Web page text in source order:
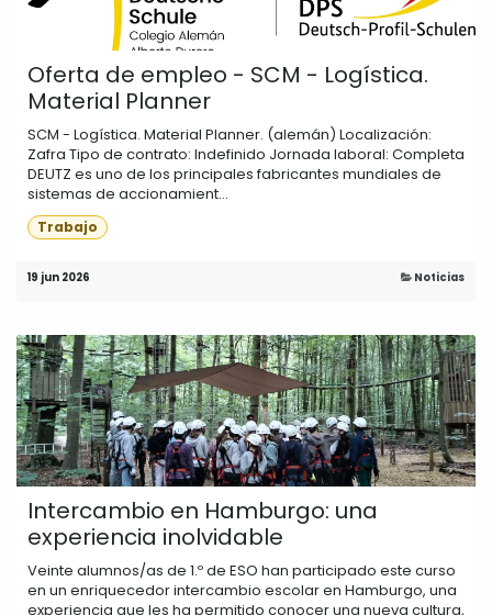
Oferta de empleo - SCM - Logística.
Material Planner
SCM - Logística. Material Planner. (alemán) Localización:
Zafra Tipo de contrato: Indefinido Jornada laboral: Completa
DEUTZ es uno de los principales fabricantes mundiales de
sistemas de accionamient...
Trabajo
19 jun 2026 Noticias
Intercambio en Hamburgo: una
experiencia inolvidable
Veinte alumnos/as de 1.º de ESO han participado este curso
en un enriquecedor intercambio escolar en Hamburgo, una
experiencia que les ha permitido conocer una nueva cultura,